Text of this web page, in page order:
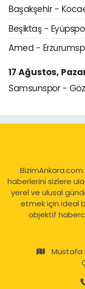
Başakşehir -
Beşiktaş -
Amed -
17 Ağustos,
Samsunspor -
haberlerini sizlere
yerel ve ulusal
etmek için ideal
objektif
Mustafa